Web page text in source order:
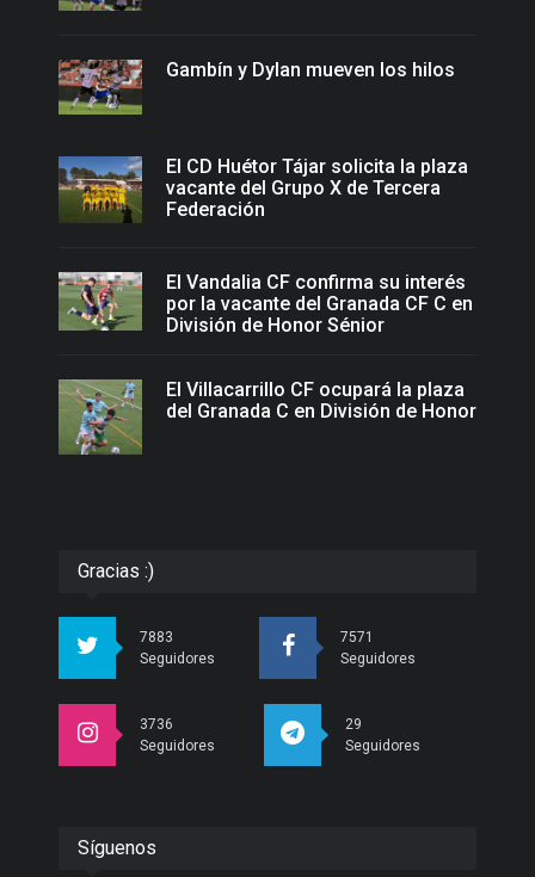
Gambín y Dylan mueven los hilos
El CD Huétor Tájar solicita la plaza
vacante del Grupo X de Tercera
Federación
El Vandalia CF confirma su interés
por la vacante del Granada CF C en
División de Honor Sénior
El Villacarrillo CF ocupará la plaza
del Granada C en División de Honor
Gracias :)
7883
Seguidores
7571
Seguidores
3736
Seguidores
29
Seguidores
Síguenos